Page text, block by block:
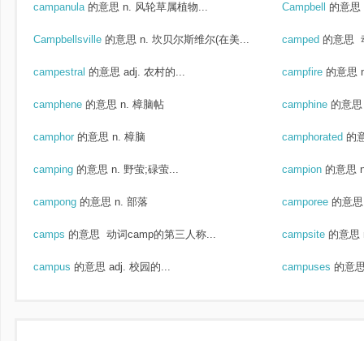
campanula 的意思 n. 风轮草属植物... Campbell 的意思
Campbellsville 的意思 n. 坎贝尔斯维尔(在美... camped 的意思
campestral 的意思 adj. 农村的... campfire 的意思
camphene 的意思 n. 樟脑帖 camphine 的意思
camphor 的意思 n. 樟脑 camphorated 的
camping 的意思 n. 野萤;碌萤... campion 的意思
campong 的意思 n. 部落 camporee 的意思
camps 的意思 动词camp的第三人称... campsite 的意思
campus 的意思 adj. 校园的... campuses 的意